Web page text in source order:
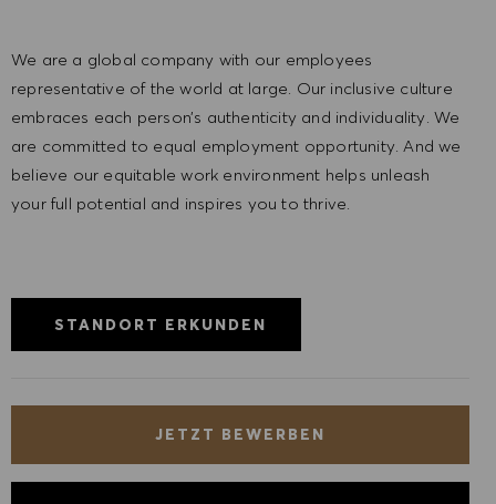
We are a global company with our employees
representative of the world at large. Our inclusive culture
embraces each person’s authenticity and individuality. We
are committed to equal employment opportunity. And we
believe our equitable work environment helps unleash
your full potential and inspires you to thrive.
STANDORT ERKUNDEN
JETZT BEWERBEN